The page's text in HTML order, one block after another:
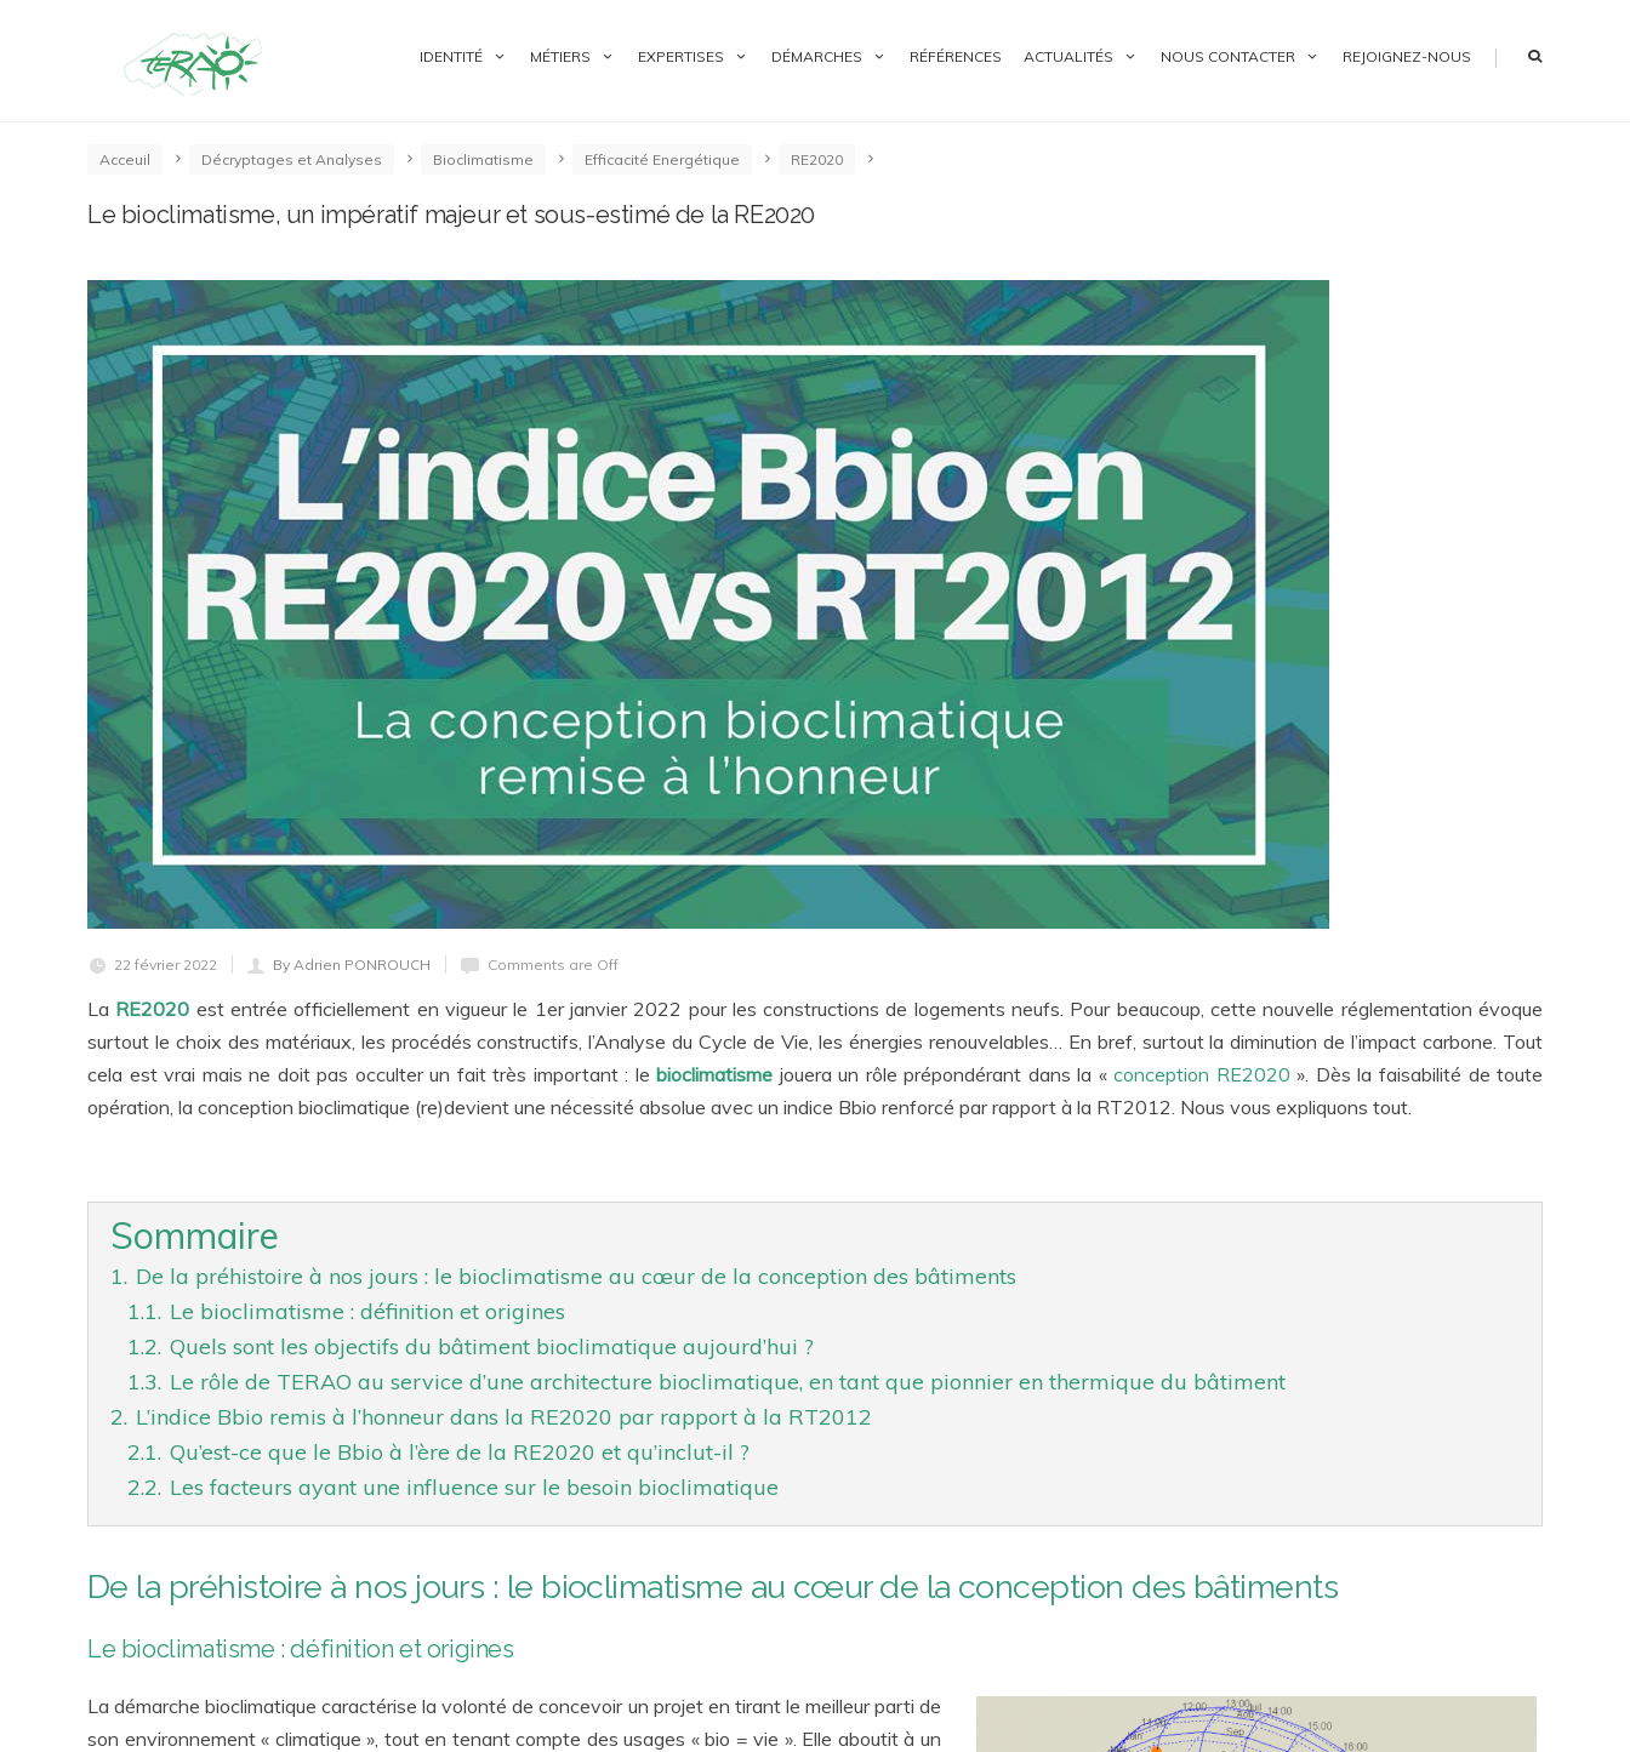
IDENTITÉ MÉTIERS EXPERTISES DÉMARCHES RÉFÉRENCES ACTUALITÉS NOUS CONTACTER REJOIGNEZ-NOUS |
Acceuil Décryptages et Analyses Bioclimatisme Efficacité Energétique RE2020
Le bioclimatisme, un impératif majeur et sous-estimé de la RE2020
22 février 2022 By Adrien PONROUCH Comments are Off
La RE2020 est entrée officiellement en vigueur le 1erjanvier 2022 pour les constructions de logements neufs. Pour beaucoup, cette nouvelle réglementation évoque
surtout le choix des matériaux, les procédés constructifs, l’Analyse du Cycle de Vie, les énergies renouvelables… En bref, surtout la diminution de l’impact carbone. Tout
cela est vrai mais ne doit pas occulter un fait très important : lebioclimatisme jouera un rôle prépondérant dans la «conception RE2020 ». Dès la faisabilité de toute
opération, la conception bioclimatique (re)devient une nécessité absolue avec un indice Bbio renforcé par rapport à la RT2012. Nous vous expliquons tout.
Sommaire
1. De la préhistoire à nos jours : le bioclimatisme au cœur de la conception des bâtiments
1.1. Le bioclimatisme : définition et origines
1.2. Quels sont les objectifs du bâtiment bioclimatique aujourd’hui ?
1.3. Le rôle de TERAO au service d’une architecture bioclimatique, en tant que pionnier en thermique du bâtiment
2. L’indice Bbio remis à l’honneur dans la RE2020 par rapport à la RT2012
2.1. Qu’est-ce que le Bbio à l’ère de la RE2020 et qu’inclut-il ?
2.2. Les facteurs ayant une influence sur le besoin bioclimatique
De la préhistoire à nos jours : le bioclimatisme au cœur de la conception des bâtiments
Le bioclimatisme : définition et origines
La démarche bioclimatique caractérise la volonté de concevoir un projet en tirant le meilleur parti de
son environnement « climatique », tout en tenant compte des usages « bio = vie ». Elle aboutit à un